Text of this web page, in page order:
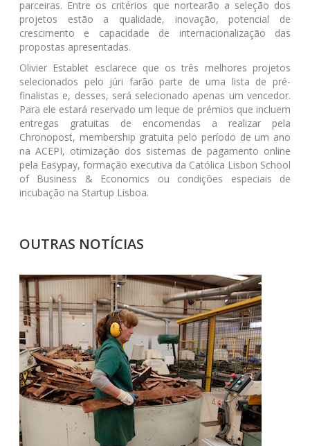
parceiras. Entre os critérios que nortearão a seleção dos
projetos estão a qualidade, inovação, potencial de
crescimento e capacidade de internacionalização das
propostas apresentadas.
Olivier Establet esclarece que os três melhores projetos
selecionados pelo júri farão parte de uma lista de pré-
finalistas e, desses, será selecionado apenas um vencedor.
Para ele estará reservado um leque de prémios que incluem
entregas gratuitas de encomendas a realizar pela
Chronopost, membership gratuita pelo período de um ano
na ACEPI, otimização dos sistemas de pagamento online
pela Easypay, formação executiva da Católica Lisbon School
of Business & Economics ou condições especiais de
incubação na Startup Lisboa.
OUTRAS NOTÍCIAS